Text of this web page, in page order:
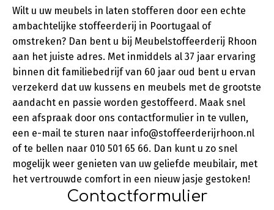
Wilt u uw meubels in laten stofferen door een echte
ambachtelijke stoffeerderij in Poortugaal of
omstreken? Dan bent u bij Meubelstoffeerderij Rhoon
aan het juiste adres. Met inmiddels al 37 jaar ervaring
binnen dit familiebedrijf van 60 jaar oud bent u ervan
verzekerd dat uw kussens en meubels met de grootste
aandacht en passie worden gestoffeerd. Maak snel
een afspraak door ons contactformulier in te vullen,
een e-mail te sturen naar info@stoffeerderijrhoon.nl
of te bellen naar 010 501 65 66. Dan kunt u zo snel
mogelijk weer genieten van uw geliefde meubilair, met
het vertrouwde comfort in een nieuw jasje gestoken!
Contactformulier